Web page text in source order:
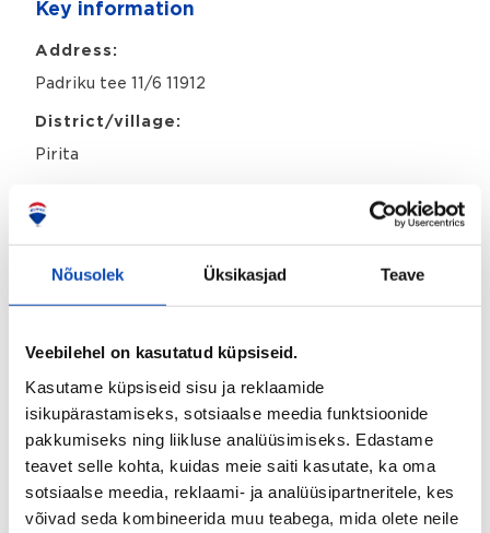
Nõusolek Üksikasjad Teave
Veebilehel on kasutatud küpsiseid.
Kasutame küpsiseid sisu ja reklaamide
isikupärastamiseks, sotsiaalse meedia funktsioonide
pakkumiseks ning liikluse analüüsimiseks. Edastame
teavet selle kohta, kuidas meie saiti kasutate, ka oma
sotsiaalse meedia, reklaami- ja analüüsipartneritele, kes
võivad seda kombineerida muu teabega, mida olete neile
o
i
c
y
*
a
e
Key information
Address:
Padriku tee 11/6 11912
District/village:
Pirita
80508129
Floor:
2
Number of rooms:
4
Listing type:
Korter